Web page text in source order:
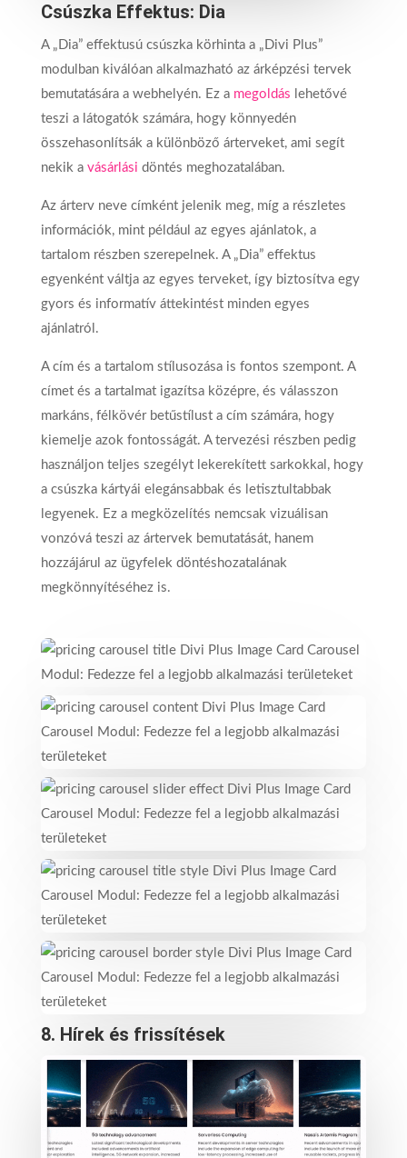
Csúszka Effektus: Dia
A „Dia” effektusú csúszka körhinta a „Divi Plus”
modulban kiválóan alkalmazható az árképzési tervek
bemutatására a webhelyén. Ez a megoldás lehetővé
teszi a látogatók számára, hogy könnyedén
összehasonlítsák a különböző árterveket, ami segít
nekik a vásárlási döntés meghozatalában.
Az árterv neve címként jelenik meg, míg a részletes
információk, mint például az egyes ajánlatok, a
tartalom részben szerepelnek. A „Dia” effektus
egyenként váltja az egyes terveket, így biztosítva egy
gyors és informatív áttekintést minden egyes
ajánlatról.
A cím és a tartalom stílusozása is fontos szempont. A
címet és a tartalmat igazítsa középre, és válasszon
markáns, félkövér betűstílust a cím számára, hogy
kiemelje azok fontosságát. A tervezési részben pedig
használjon teljes szegélyt lekerekített sarkokkal, hogy
a csúszka kártyái elegánsabbak és letisztultabbak
legyenek. Ez a megközelítés nemcsak vizuálisan
vonzóvá teszi az ártervek bemutatását, hanem
hozzájárul az ügyfelek döntéshozatalának
megkönnyítéséhez is.
8. Hírek és frissítések